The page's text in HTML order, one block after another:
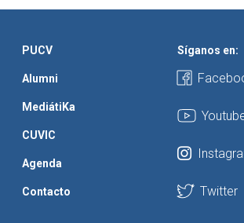
PUCV
Alumni
MediátiKa
CUVIC
Agenda
Contacto
Síganos en:
Twitter